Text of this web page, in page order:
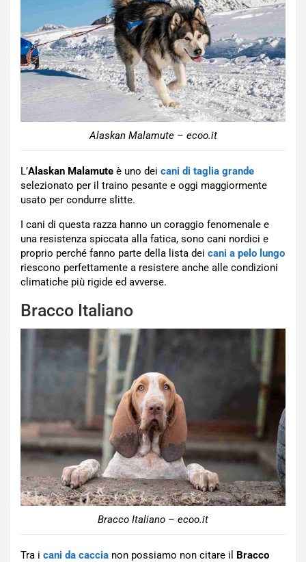
Alaskan Malamute – ecoo.it
L’Alaskan Malamute è uno dei cani di taglia grande
selezionato per il traino pesante e oggi maggiormente
usato per condurre slitte.
I cani di questa razza hanno un coraggio fenomenale e
una resistenza spiccata alla fatica, sono cani nordici e
proprio perché fanno parte della lista dei cani a pelo lungo
riescono perfettamente a resistere anche alle condizioni
climatiche più rigide ed avverse.
Bracco Italiano
Bracco Italiano – ecoo.it
Tra i cani da caccia non possiamo non citare il Bracco